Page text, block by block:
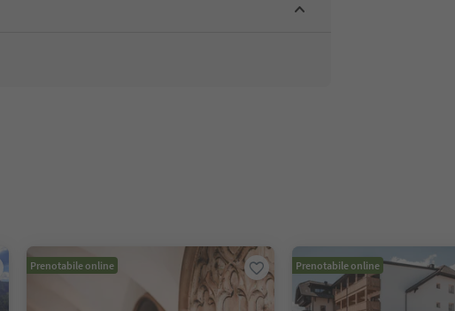
Prenotabile online Prenotabile online